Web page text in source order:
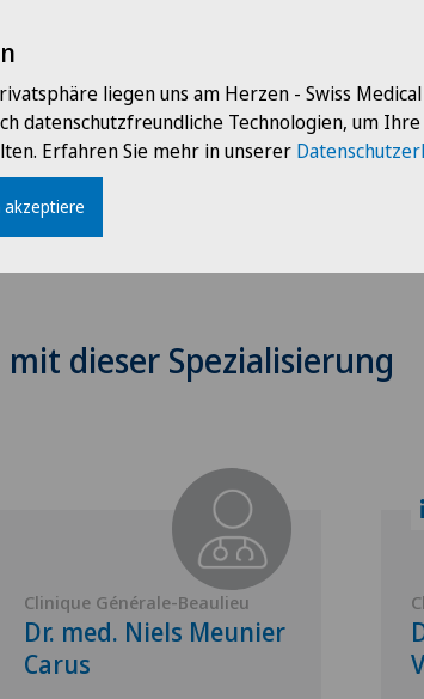
de
dieser Spezialisierung
Clinique Générale-Beaulieu
Dr. med. Niels Meunier
Carus
liegen uns am Herzen - Swiss
datenschutzfreundliche Technologien, um
Erfahren Sie mehr in unserer
akzeptiere